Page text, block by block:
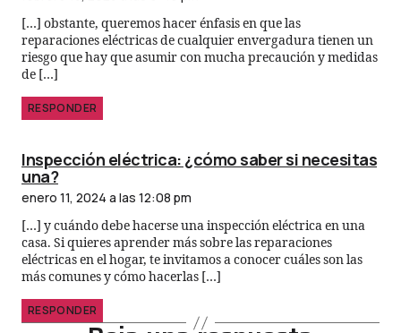
[…] obstante, queremos hacer énfasis en que las
reparaciones eléctricas de cualquier envergadura tienen un
riesgo que hay que asumir con mucha precaución y medidas
de […]
RESPONDER
Inspección eléctrica: ¿cómo saber si necesitas
una?
enero 11, 2024 a las 12:08 pm
[…] y cuándo debe hacerse una inspección eléctrica en una
casa. Si quieres aprender más sobre las reparaciones
eléctricas en el hogar, te invitamos a conocer cuáles son las
más comunes y cómo hacerlas […]
RESPONDER